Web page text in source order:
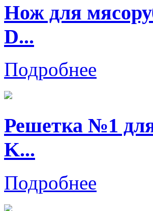
Нож для
D...
Подробнее
Решетка №1
K...
Подробнее